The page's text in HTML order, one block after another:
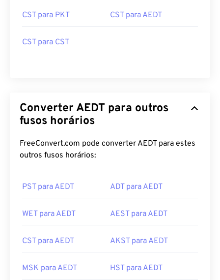
CST para PKT CST para AEDT
CST para CST
Converter AEDT para outros
fusos horários
FreeConvert.com pode converter AEDT para estes
outros fusos horários:
PST para AEDT ADT para AEDT
WET para AEDT AEST para AEDT
CST para AEDT AKST para AEDT
MSK para AEDT HST para AEDT